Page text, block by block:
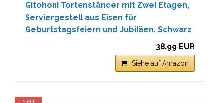
Gitohoni Tortenständer mit Zwei Etagen,
Serviergestell aus Eisen für
Geburtstagsfeiern und Jubiläen, Schwarz
38,99 EUR
Siehe auf Amazon
NEU